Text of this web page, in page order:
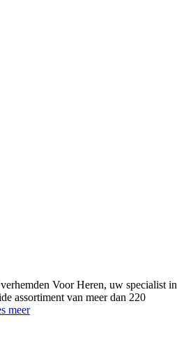
Voor Heren, uw specialist in
assortiment van meer dan 220
meer